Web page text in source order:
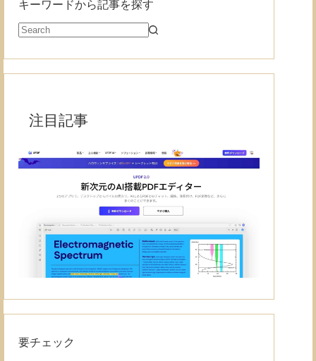
キーワードから記事を探す
注目記事
Read More
要チェック